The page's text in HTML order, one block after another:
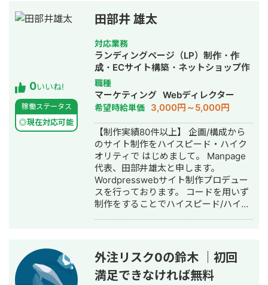
続けてきました。 これまでに400サイ
ト以上、250社を超える企業のWeb制
作と事業成長支援に携わってまいりま
した。Wixの認定パートナーとして国
内最高位の「レジェンドレベル」、そ
してWix Studioの国内導入実績No.1と
いう評価をいただいております。 私が
何より大切にしているのは、「作って
終わり」にしないことです。ホームペ
ージは公開してからが本番で、24時間
働く営業マンとして成果を生み続ける
設計こそが価値だと考えています。デ
ザインだけでなくSEO・マーケティン
グまで一気通貫で、お客様の事業成長
に本気で伴走することを信条としてい
ます。 Wixのこと、Web集客のこと、
そして「成果の出るサイト」づくりに
ついて、現場で得た一次情報をこれか
0いいね!
稼働ステータス
◎現在対応可能
田部井 雄太
対応業務
ランディングページ（LP）制作・作
成・ECサイト構築・ネットショップ作
成代行・SNS運用代行・ホームページ
制作・作成・動画制作・動画編集・営
業代行
職種
マーケティング Webディレクター
希望時給単価 3,000円～5,000円
【制作実績80件以上】 企画/構成から
のサイト制作をハイスピード・ハイク
オリティで はじめまして。 Manpage
代表、田部井雄太と申します。
Wordpresswebサイト制作プロデュー
スを行っております。 コードを用いず
制作をすることでハイスピード/ハイク
額費用の一切かからないサイト制作を
行なっております。 制作実績はこちら
です。 アフロリゾート様
外注リスク0の鈴木 ｜初回
満足できなければ無料